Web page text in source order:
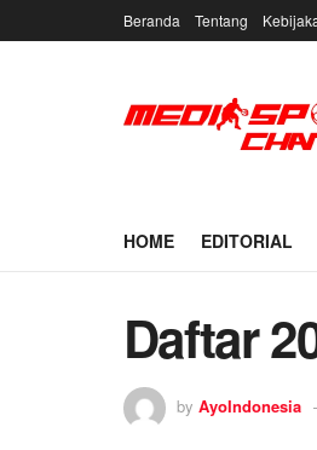
Beranda Tentang
HOME EDITORIAL
Daftar
by AyoIndonesia